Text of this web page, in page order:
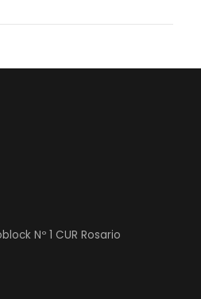
Nº 1 CUR Rosario